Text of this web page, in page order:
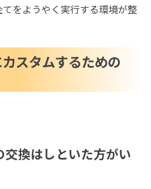
をようやく実行する環境が整
スタムするための
交換はしといた方がい